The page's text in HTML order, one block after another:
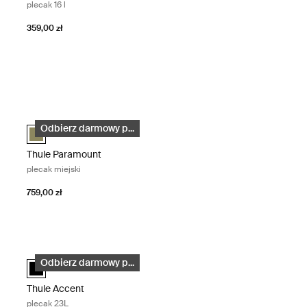
plecak 16 l
359,00 zł
karbon
Thule Paramount plecak miejski Olivine
Odbierz darmowy p...
Thule Paramount commuter backpack 27L Oliwin (selected)
Thule Paramount
plecak miejski
759,00 zł
Thule Accent plecak 23L Black
Odbierz darmowy p...
Thule Accent backpack 23L Czarny (selected)
Thule Accent
plecak 23L